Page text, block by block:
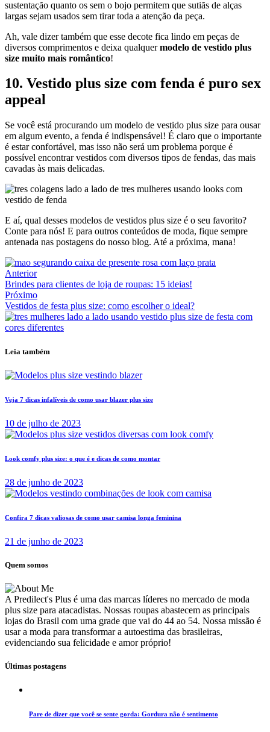
sustentação quanto os sem o bojo permitem que sutiãs de alças
largas sejam usados sem tirar toda a atenção da peça.
Ah, vale dizer também que esse decote fica lindo em peças de
diversos comprimentos e deixa qualquermodelo de vestido plus
size muito mais romântico!
10. Vestido plus size com fenda é puro sex
appeal
Se você está procurando um modelo de vestido plus size para ousar
em algum evento, a fenda é indispensável! É claro que o importante
é estar confortável, mas isso não será um problema porque é
possível encontrar vestidos com diversos tipos de fendas, das mais
cavadas às mais delicadas.
E aí, qual desses modelos de vestidos plus size é o seu favorito?
Conte para nós! E para outros conteúdos de moda, fique sempre
antenada nas postagens do nosso blog. Até a próxima, mana!
Anterior
Brindes para clientes de loja de roupas: 15 ideias!
Próximo
Vestidos de festa plus size: como escolher o ideal?
Leia também
Veja 7 dicas infalíveis de como usar blazer plus size
10 de julho de 2023
Look comfy plus size: o que é e dicas de como montar
28 de junho de 2023
Confira 7 dicas valiosas de como usar camisa longa feminina
21 de junho de 2023
Quem somos
A Predilect's Plus é uma das marcas líderes no mercado de moda
plus size para atacadistas. Nossas roupas abastecem as principais
lojas do Brasil com uma grade que vai do 44 ao 54. Nossa missão é
usar a moda para transformar a autoestima das brasileiras,
evidenciando sua felicidade e amor próprio!
Últimas postagens
Pare de dizer que você se sente gorda: Gordura não é sentimento